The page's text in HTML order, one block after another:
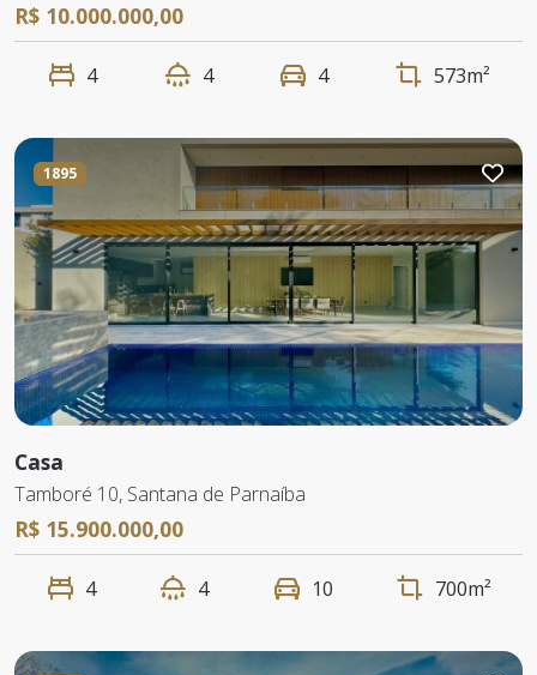
R$ 10.000.000,00
4 4 4 573m²
1895
Casa
Tamboré 10, Santana de Parnaíba
R$ 15.900.000,00
4 4 10 700m²